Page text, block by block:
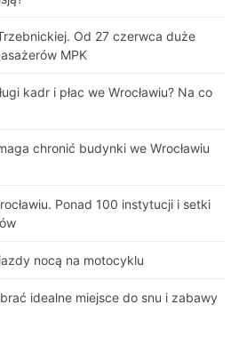
Od 27 czerwca duże
MPK
kadr i płac we Wrocławiu? Na co
chronić budynki we Wrocławiu
Ponad 100 instytucji i setki
nocą na motocyklu
idealne miejsce do snu i zabawy